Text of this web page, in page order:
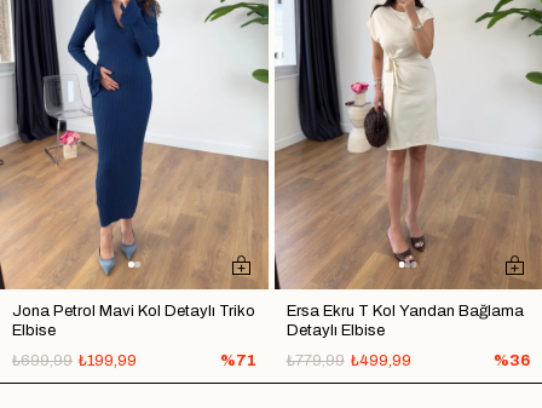
Jona Petrol Mavi Kol Detaylı Triko
Elbise
₺199,99
₺699,99 %71
Ersa Ekru T Kol Yandan Bağlama
Detaylı Elbise
₺499,99
₺779,99 %36